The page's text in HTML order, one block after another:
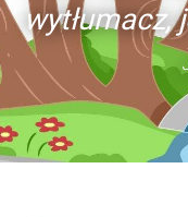
wytłumacz,